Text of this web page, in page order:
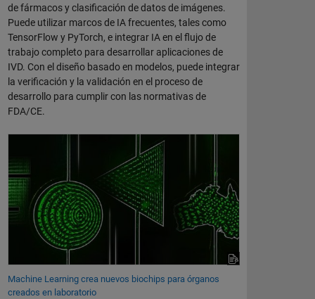
de fármacos y clasificación de datos de imágenes.
Puede utilizar marcos de IA frecuentes, tales como
TensorFlow y PyTorch, e integrar IA en el flujo de
trabajo completo para desarrollar aplicaciones de
IVD. Con el diseño basado en modelos, puede integrar
la verificación y la validación en el proceso de
desarrollo para cumplir con las normativas de
FDA/CE.
Machine Learning crea nuevos biochips para órganos
creados en laboratorio